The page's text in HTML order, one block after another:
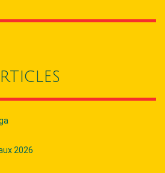
2026